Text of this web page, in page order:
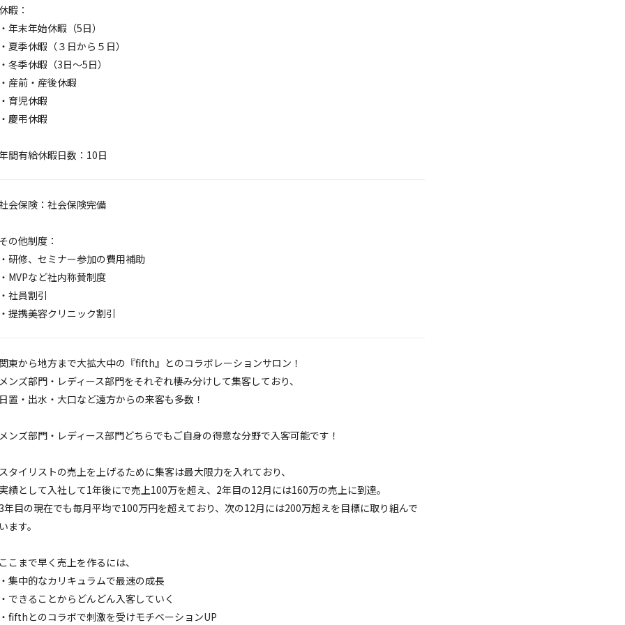
暇：
年末年始休暇（5日）
夏季休暇（３日から５日）
冬季休暇（3日～5日）
産前・産後休暇
育児休暇
慶弔休暇
間有給休暇日数：10日
会保険：社会保険完備
の他制度：
研修、セミナー参加の費用補助
MVPなど社内称賛制度
社員割引
提携美容クリニック割引
東から地方まで大拡大中の『fifth』とのコラボレーションサロン！
ンズ部門・レディース部門をそれぞれ棲み分けして集客しており、
置・出水・大口など遠方からの来客も多数！
ンズ部門・レディース部門どちらでもご自身の得意な分野で入客可能です！
タイリストの売上を上げるために集客は最大限力を入れており、
績として入社して1年後にで売上100万を超え、2年目の12月には160万の売上に到達。
年目の現在でも毎月平均で100万円を超えており、次の12月には200万超えを目標に取り組んで
ます。
こまで早く売上を作るには、
集中的なカリキュラムで最速の成長
できることからどんどん入客していく
fifthとのコラボで刺激を受けモチベーションUP